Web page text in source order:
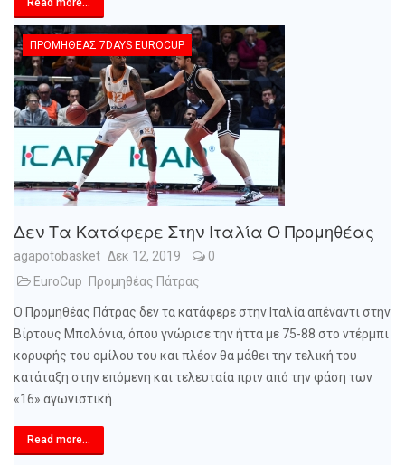
Read more...
ΠΡΟΜΗΘΈΑΣ 7DAYS EUROCUP
Δεν Τα Κατάφερε Στην Ιταλία Ο Προμηθέας
agapotobasket Δεκ 12, 2019
0
EuroCup
Προμηθέας Πάτρας
Ο Προμηθέας Πάτρας δεν τα κατάφερε στην Ιταλία απέναντι στην
Βίρτους Μπολόνια, όπου γνώρισε την ήττα με 75-88 στο ντέρμπι
κορυφής του ομίλου του και πλέον θα μάθει την τελική του
κατάταξη στην επόμενη και τελευταία πριν από την φάση των
«16» αγωνιστική.
Read more...